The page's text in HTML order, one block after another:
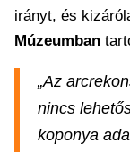
irányt, és
Múzeumban
„Az
nincs
koponya